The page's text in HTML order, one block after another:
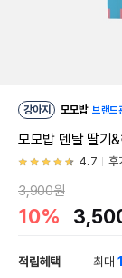
강아지 모모밥 브랜드
모모밥 덴탈 딸기
4.7 후
3,900원
10%
적립혜택 최대